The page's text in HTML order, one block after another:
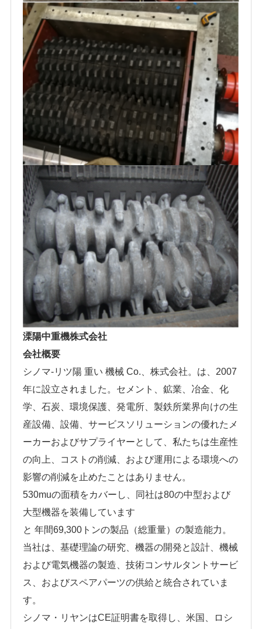
溧陽中重機株式会社
会社概要
シノマ-リツ陽 重い 機械 Co.、株式会社。は、2007
年に設立されました。セメント、鉱業、冶金、化
学、石炭、環境保護、発電所、製鉄所業界向けの生
産設備、設備、サービスソリューションの優れたメ
ーカーおよびサプライヤーとして、私たちは生産性
の向上、コストの削減、および運用による環境への
影響の削減を止めたことはありません。
530muの面積をカバーし、同社は80の中型および
大型機器を装備しています
と 年間69,300トンの製品（総重量）の製造能力。
当社は、基礎理論の研究、機器の開発と設計、機械
および電気機器の製造、技術コンサルタントサービ
ス、およびスペアパーツの供給と統合されていま
す。
シノマ・リヤンはCE証明書を取得し、米国、ロシ